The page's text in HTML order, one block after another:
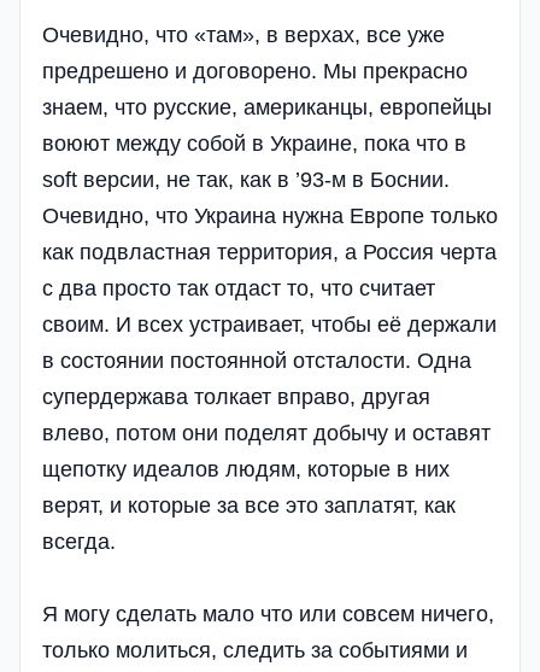
Очевидно, что «там», в верхах, все уже
предрешено и договорено. Мы прекрасно
знаем, что русские, американцы, европейцы
воюют между собой в Украине, пока что в
soft версии, не так, как в ’93-м в Боснии.
Очевидно, что Украина нужна Европе только
как подвластная территория, а Россия черта
с два просто так отдаст то, что считает
своим. И всех устраивает, чтобы её держали
в состоянии постоянной отсталости. Одна
супердержава толкает вправо, другая
влево, потом они поделят добычу и оставят
щепотку идеалов людям, которые в них
верят, и которые за все это заплатят, как
всегда.
Я могу сделать мало что или совсем ничего,
только молиться, следить за событиями и